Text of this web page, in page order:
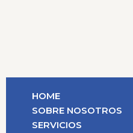
HOME
SOBRE NOSOTROS
SERVICIOS